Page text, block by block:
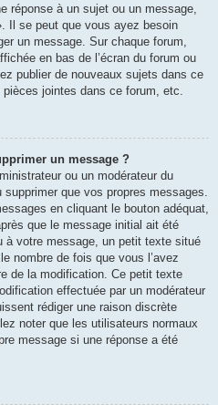
réponse à un sujet ou un message,
Il se peut que vous ayez besoin
un message. Sur chaque forum,
en bas de l’écran du forum ou
publier de nouveaux sujets dans ce
jointes dans ce forum, etc.
un message ?
ou un modérateur du
que vos propres messages.
en cliquant le bouton adéquat,
que le message initial ait été
à votre message, un petit texte situé
nombre de fois que vous l’avez
de la modification. Ce petit texte
effectuée par un modérateur
rédiger une raison discrète
noter que les utilisateurs normaux
message si une réponse a été